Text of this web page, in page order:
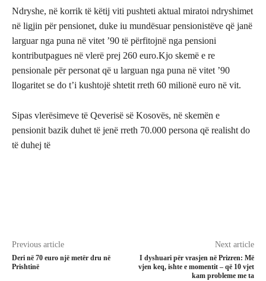
Ndryshe, në korrik të këtij viti pushteti aktual miratoi ndryshimet
në ligjin për pensionet, duke iu mundësuar pensionistëve që janë
larguar nga puna në vitet ’90 të përfitojnë nga pensioni
kontributpagues në vlerë prej 260 euro.Kjo skemë e re
pensionale për personat që u larguan nga puna në vitet ’90
llogaritet se do t’i kushtojë shtetit rreth 60 milionë euro në vit.
Sipas vlerësimeve të Qeverisë së Kosovës, në skemën e
pensionit bazik duhet të jenë rreth 70.000 persona që realisht do
të duhej të
Previous article
Deri në 70 euro një metër dru në
Prishtinë
Next article
I dyshuari për vrasjen në Prizren: Më
vjen keq, ishte e momentit – që 10 vjet
kam probleme me ta